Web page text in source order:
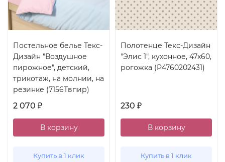
Постельное белье Текс-
Дизайн "Воздушное
пирожное", детский,
трикотаж, на молнии, на
резинке (7156Твпир)
2 070 ₽
В корзину
Купить в 1 клик
Полотенце Текс-Дизайн
"Элис 1", кухонное, 47x60,
рогожка (Р4760202431)
230 ₽
В корзину
Купить в 1 клик